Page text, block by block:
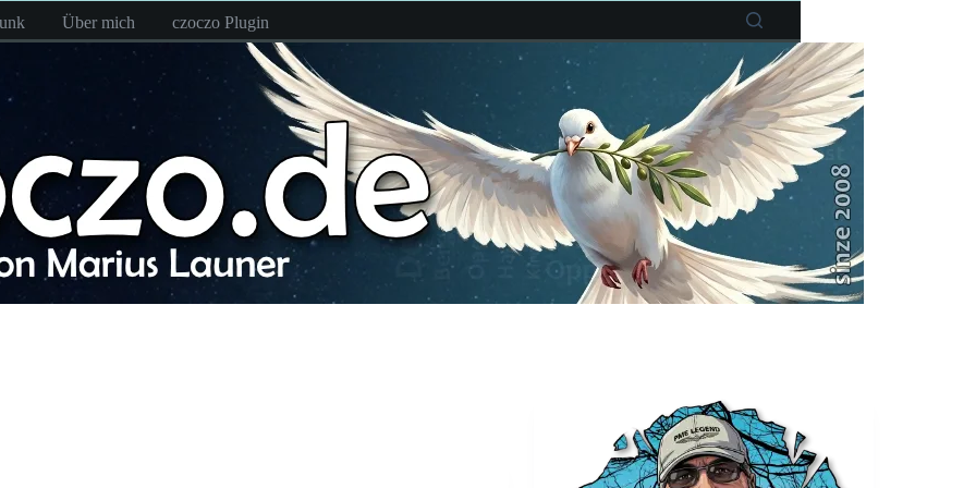
Über mich czoczo Plugin